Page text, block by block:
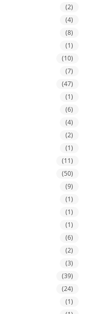
(2)
(4)
(8)
(1)
(10)
(7)
(47)
(1)
(6)
(4)
(2)
(1)
(11)
(50)
(9)
(1)
(1)
(1)
(6)
(2)
(3)
(39)
(24)
(1)